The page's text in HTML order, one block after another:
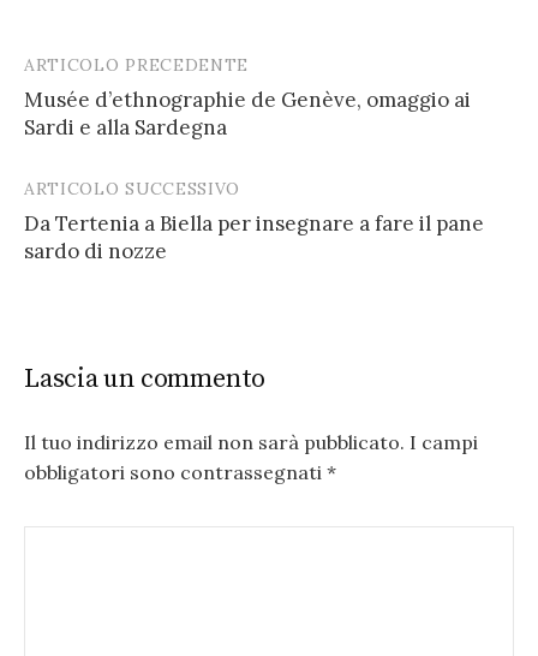
Post
navigation
ARTICOLO PRECEDENTE
Musée d’ethnographie de Genève, omaggio ai
Sardi e alla Sardegna
ARTICOLO SUCCESSIVO
Da Tertenia a Biella per insegnare a fare il pane
sardo di nozze
Lascia un commento
Il tuo indirizzo email non sarà pubblicato. I campi
obbligatori sono contrassegnati *